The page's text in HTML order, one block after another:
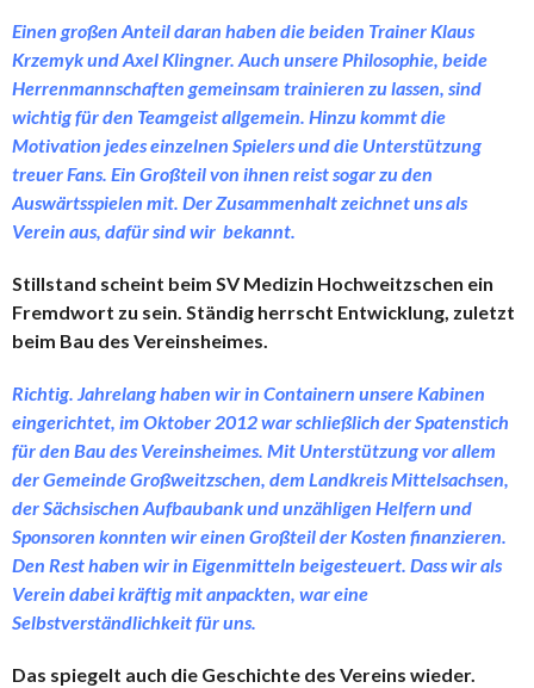
Einen großen Anteil daran haben die beiden Trainer Klaus
Krzemyk und Axel Klingner. Auch unsere Philosophie, beide
Herrenmannschaften gemeinsam trainieren zu lassen, sind
wichtig für den Teamgeist allgemein. Hinzu kommt die
Motivation jedes einzelnen Spielers und die Unterstützung
treuer Fans. Ein Großteil von ihnen reist sogar zu den
Auswärtsspielen mit. Der Zusammenhalt zeichnet uns als
Verein aus, dafür sind wir bekannt.
Stillstand scheint beim SV Medizin Hochweitzschen ein
Fremdwort zu sein. Ständig herrscht Entwicklung, zuletzt
beim Bau des Vereinsheimes.
Richtig. Jahrelang haben wir in Containern unsere Kabinen
eingerichtet, im Oktober 2012 war schließlich der Spatenstich
für den Bau des Vereinsheimes. Mit Unterstützung vor allem
der Gemeinde Großweitzschen, dem Landkreis Mittelsachsen,
der Sächsischen Aufbaubank und unzähligen Helfern und
Sponsoren konnten wir einen Großteil der Kosten finanzieren.
Den Rest haben wir in Eigenmitteln beigesteuert. Dass wir als
Verein dabei kräftig mit anpackten, war eine
Selbstverständlichkeit für uns.
Das spiegelt auch die Geschichte des Vereins wieder.